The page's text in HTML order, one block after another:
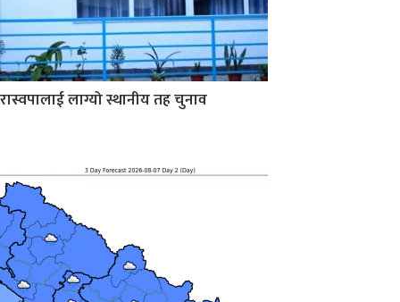
रास्वपालाई लाग्यो स्थानीय तह चुनाव